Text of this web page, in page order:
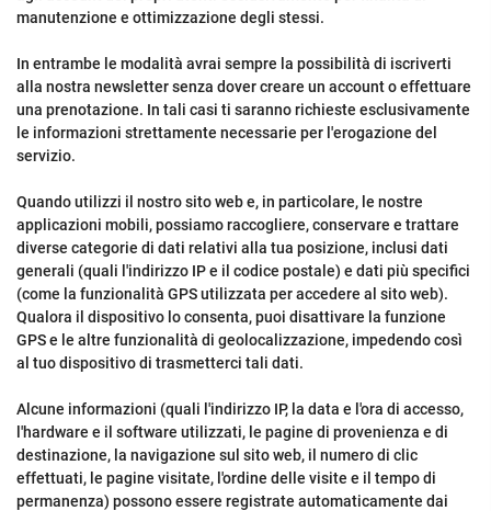
manutenzione e ottimizzazione degli stessi.
In entrambe le modalità avrai sempre la possibilità di iscriverti
alla nostra newsletter senza dover creare un account o effettuare
una prenotazione. In tali casi ti saranno richieste esclusivamente
le informazioni strettamente necessarie per l'erogazione del
servizio.
Quando utilizzi il nostro sito web e, in particolare, le nostre
applicazioni mobili, possiamo raccogliere, conservare e trattare
diverse categorie di dati relativi alla tua posizione, inclusi dati
generali (quali l'indirizzo IP e il codice postale) e dati più specifici
(come la funzionalità GPS utilizzata per accedere al sito web).
Qualora il dispositivo lo consenta, puoi disattivare la funzione
GPS e le altre funzionalità di geolocalizzazione, impedendo così
al tuo dispositivo di trasmetterci tali dati.
Alcune informazioni (quali l'indirizzo IP, la data e l'ora di accesso,
l'hardware e il software utilizzati, le pagine di provenienza e di
destinazione, la navigazione sul sito web, il numero di clic
effettuati, le pagine visitate, l'ordine delle visite e il tempo di
permanenza) possono essere registrate automaticamente dai